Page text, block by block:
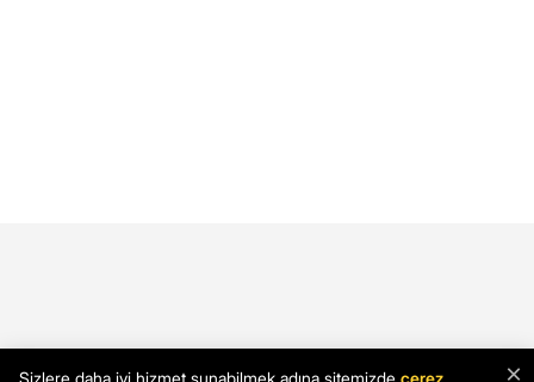
×
Sizlere daha iyi hizmet sunabilmek adına sitemizde çerez